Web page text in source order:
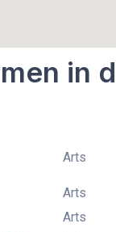
in
Arts
Arts
Arts